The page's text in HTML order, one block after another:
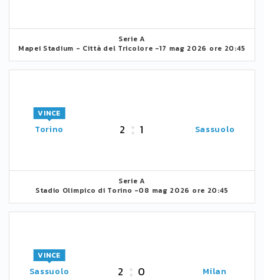
Serie A
Mapei Stadium - Città del Tricolore -17 mag 2026 ore 20:45
Torino
VINCE
2 1 Sassuolo
Serie A
Stadio Olimpico di Torino -08 mag 2026 ore 20:45
Sassuolo
VINCE
2 0 Milan